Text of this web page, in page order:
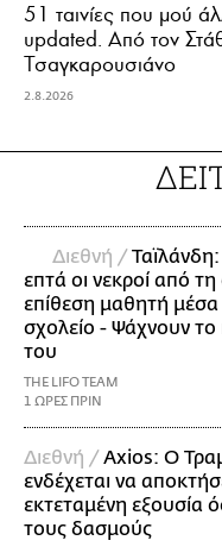
51 ταινίες που μού
updated. Aπό τον
Τσαγκαρουσιάνο
2.8.2026
Διεθνή /
επτά οι νεκροί από τη
επίθεση μαθητή μέσα
σχολείο - Ψάχνουν το
του
THE LIFO TEAM
1 ΩΡΕΣ ΠΡΙΝ
Διεθνή /Axios: Ο
ενδέχεται να
εκτεταμένη εξουσία
τους δασμούς